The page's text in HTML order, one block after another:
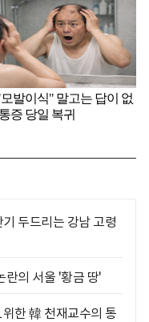
두드리는 강남 고령
의 서울 '황금 땅'
한 韓 천재교수의 통